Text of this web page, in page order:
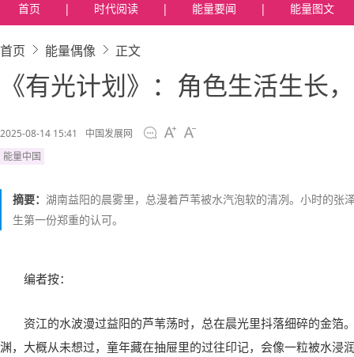
首页 | 时代阅读 | 能量要闻 | 能量图文
首页 能量偶像 正文
《有光计划》：角色生活生
2025-08-14 15:41
中国发展网
能量中国
摘要： 湖南益阳的晨雾里，总漫着芦苇被水汽泡软的清冽。小时的张
生第一份郑重的认可。
编者按：
资江的水波漫过益阳的芦苇荡时，总在晨光里抖落细碎的金箔
渊，大概从未想过，童年藏在抽屉里的过往印记，会像一粒被水浸